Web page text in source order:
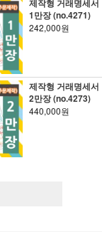
제작형 거래명세서
1만장 (no.4271)
242,000원
제작형 거래명세서
2만장 (no.4273)
440,000원